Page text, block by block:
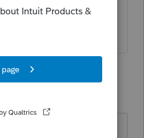
plusieurs dossiers